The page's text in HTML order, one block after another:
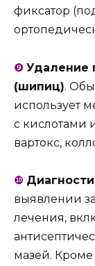
фиксатор
❾ Удаление
(шипиц).
использует
с кислотами
вартокс,
❿
выявлении
лечения,
мазей. Кроме